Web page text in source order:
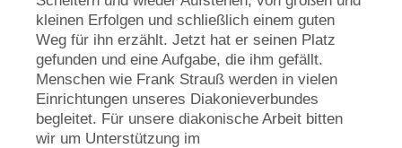
kleinen Erfolgen und schließlich einem guten
Weg für ihn erzählt. Jetzt hat er seinen Platz
gefunden und eine Aufgabe, die ihm gefällt.
Menschen wie Frank Strauß werden in vielen
Einrichtungen unseres Diakonieverbundes
begleitet. Für unsere diakonische Arbeit bitten
wir um Unterstützung im